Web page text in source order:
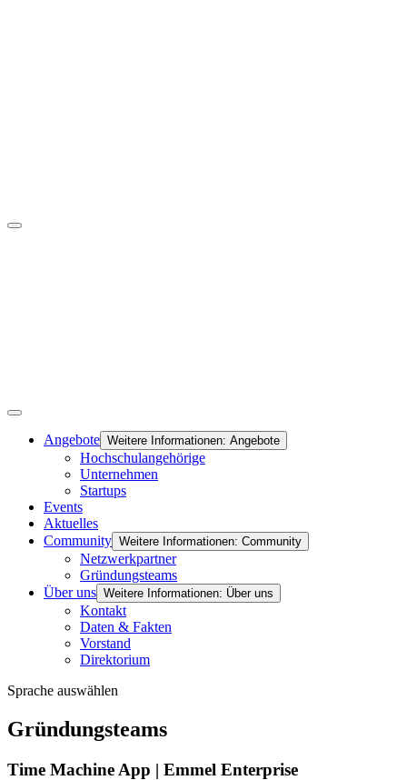
Angebote Weitere Informationen: Angebote
Hochschulangehörige
Unternehmen
Startups
Events
Aktuelles
Community Weitere Informationen: Community
Netzwerkpartner
Gründungsteams
Über uns Weitere Informationen: Über uns
Kontakt
Daten & Fakten
Vorstand
Direktorium
Sprache auswählen
Gründungsteams
Time Machine App | Emmel Enterprise